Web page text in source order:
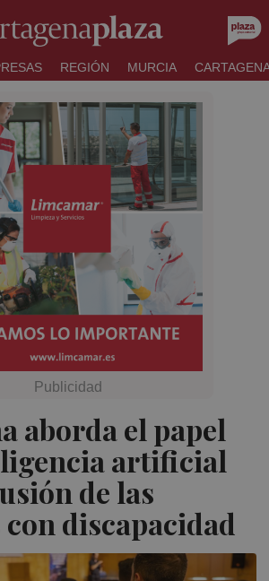
REGIÓN MURCIA
aborda el papel
artificial
de las
discapacidad